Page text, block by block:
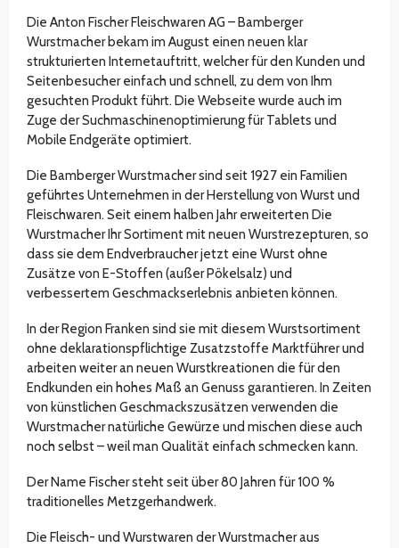
Die Anton Fischer Fleischwaren AG – Bamberger
Wurstmacher bekam im August einen neuen klar
strukturierten Internetauftritt, welcher für den Kunden und
Seitenbesucher einfach und schnell, zu dem von Ihm
gesuchten Produkt führt. Die Webseite wurde auch im
Zuge der Suchmaschinenoptimierung für Tablets und
Mobile Endgeräte optimiert.
Die Bamberger Wurstmacher sind seit 1927 ein Familien
geführtes Unternehmen in der Herstellung von Wurst und
Fleischwaren. Seit einem halben Jahr erweiterten Die
Wurstmacher Ihr Sortiment mit neuen Wurstrezepturen, so
dass sie dem Endverbraucher jetzt eine Wurst ohne
Zusätze von E-Stoffen (außer Pökelsalz) und
verbessertem Geschmackserlebnis anbieten können.
In der Region Franken sind sie mit diesem Wurstsortiment
ohne deklarationspflichtige Zusatzstoffe Marktführer und
arbeiten weiter an neuen Wurstkreationen die für den
Endkunden ein hohes Maß an Genuss garantieren. In Zeiten
von künstlichen Geschmackszusätzen verwenden die
Wurstmacher natürliche Gewürze und mischen diese auch
noch selbst – weil man Qualität einfach schmecken kann.
Der Name Fischer steht seit über 80 Jahren für 100 %
traditionelles Metzgerhandwerk.
Die Fleisch- und Wurstwaren der Wurstmacher aus